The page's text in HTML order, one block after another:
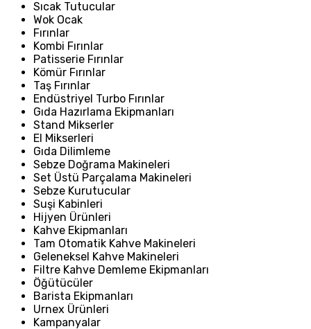
Sıcak Tutucular
Wok Ocak
Fırınlar
Kombi Fırınlar
Patisserie Fırınlar
Kömür Fırınlar
Taş Fırınlar
Endüstriyel Turbo Fırınlar
Gıda Hazırlama Ekipmanları
Stand Mikserler
El Mikserleri
Gıda Dilimleme
Sebze Doğrama Makineleri
Set Üstü Parçalama Makineleri
Sebze Kurutucular
Suşi Kabinleri
Hijyen Ürünleri
Kahve Ekipmanları
Tam Otomatik Kahve Makineleri
Geleneksel Kahve Makineleri
Filtre Kahve Demleme Ekipmanları
Öğütücüler
Barista Ekipmanları
Urnex Ürünleri
Kampanyalar